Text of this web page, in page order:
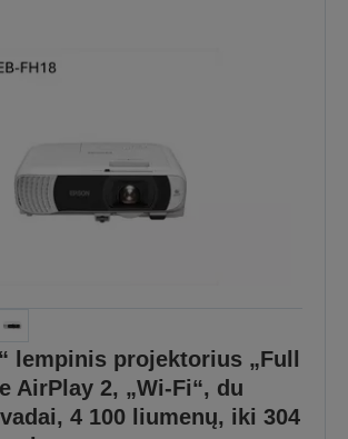
lempinis projektorius „Full
AirPlay 2, „Wi-Fi“, du
4 100 liumenų, iki 304